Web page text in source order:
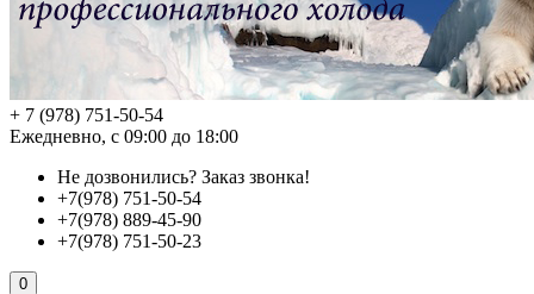
+ 7 (978) 751-50-54
Ежедневно, с 09:00 до 18:00
Не дозвонились? Заказ звонка!
+7(978) 751-50-54
+7(978) 889-45-90
+7(978) 751-50-23
0